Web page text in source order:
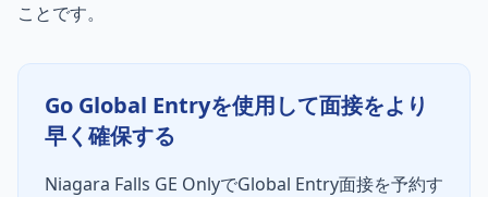
ことです。
Go Global Entryを使用して面接をより
早く確保する
Niagara Falls GE OnlyでGlobal Entry面接を予約す